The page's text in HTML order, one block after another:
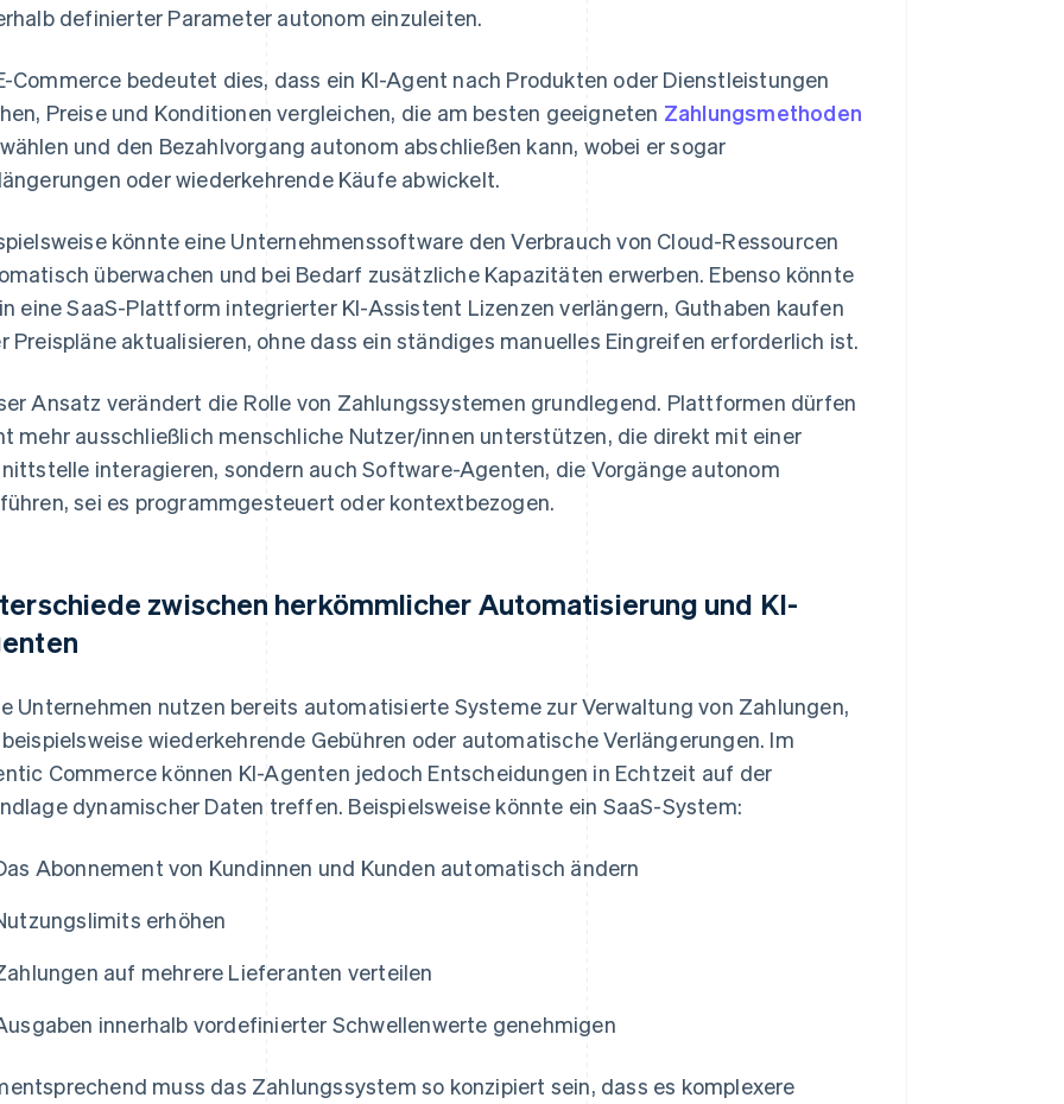
definierter Parameter autonom einzuleiten.
Commerce bedeutet dies, dass ein KI-Agent nach Produkten oder Dienstleistungen
Preise und Konditionen vergleichen, die am besten geeigneten Zahlungsmethoden
und den Bezahlvorgang autonom abschließen kann, wobei er sogar
oder wiederkehrende Käufe abwickelt.
könnte eine Unternehmenssoftware den Verbrauch von Cloud-Ressourcen
überwachen und bei Bedarf zusätzliche Kapazitäten erwerben. Ebenso könnte
eine SaaS-Plattform integrierter KI-Assistent Lizenzen verlängern, Guthaben kaufen
Preispläne aktualisieren, ohne dass ein ständiges manuelles Eingreifen erforderlich ist.
Ansatz verändert die Rolle von Zahlungssystemen grundlegend. Plattformen dürfen
mehr ausschließlich menschliche Nutzer/innen unterstützen, die direkt mit einer
interagieren, sondern auch Software-Agenten, die Vorgänge autonom
sei es programmgesteuert oder kontextbezogen.
zwischen herkömmlicher Automatisierung und KI-
Unternehmen nutzen bereits automatisierte Systeme zur Verwaltung von Zahlungen,
wiederkehrende Gebühren oder automatische Verlängerungen. Im
Commerce können KI-Agenten jedoch Entscheidungen in Echtzeit auf der
dynamischer Daten treffen. Beispielsweise könnte ein SaaS-System:
Abonnement von Kundinnen und Kunden automatisch ändern
erhöhen
auf mehrere Lieferanten verteilen
innerhalb vordefinierter Schwellenwerte genehmigen
muss das Zahlungssystem so konzipiert sein, dass es komplexere